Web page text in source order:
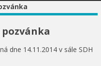
dne 14.11.2014 v sále SDH